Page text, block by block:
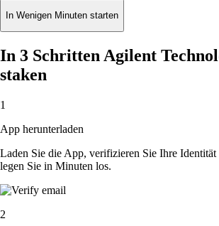
In Wenigen Minuten starten
In 3 Schritten Agilent
staken
1
App herunterladen
Laden Sie die App, verifizieren Sie Ihre Identität
legen Sie in Minuten los.
2